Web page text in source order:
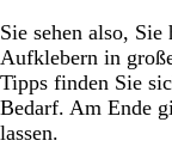
Sie sehen also,
Aufklebern in
Tipps finden Sie
Bedarf. Am Ende
lassen.